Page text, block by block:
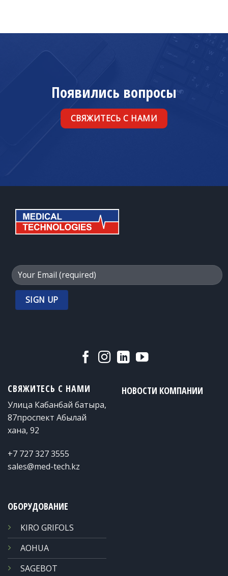
Появились вопросы
СВЯЖИТЕСЬ С НАМИ
СВЯЖИТЕСЬ С НАМИ
​Улица Кабанбай батыра,
87​проспект Абылай
хана, 92
+7 727 327 3555
sales@med-tech.kz
НОВОСТИ КОМПАНИИ
ОБОРУДОВАНИЕ
KIRO GRIFOLS
AOHUA
SAGEBOT